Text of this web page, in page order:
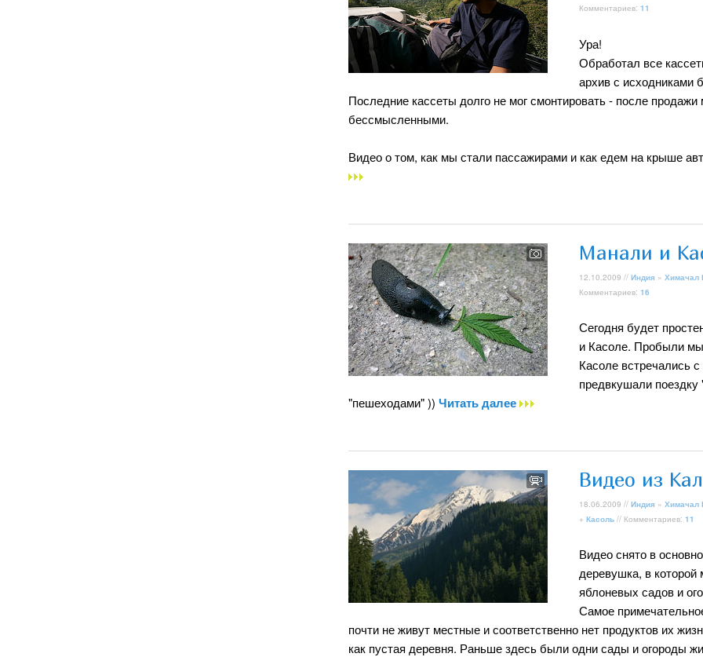
Комментариев: 11
Ура!
Обработал все
архив с исходниками
Последние кассеты долго не мог смонтировать - после
бессмысленными.
Видео о том, как мы стали пассажирами и как едем на крыше
Манали и
12.10.2009 // Индия » Химачал
Комментариев: 16
Сегодня будет
и Касоле. Пробыли
Касоле встречались
предвкушали
"пешеходами" )) Читать далее
Видео из
18.06.2009 // Индия » Химачал
+ Касоль // Комментариев: 11
Видео снято в
деревушка, в которой
яблоневых садов и
Самое
почти не живут местные и соответственно нет продуктов их
как пустая деревня. Раньше здесь были одни сады и огороды